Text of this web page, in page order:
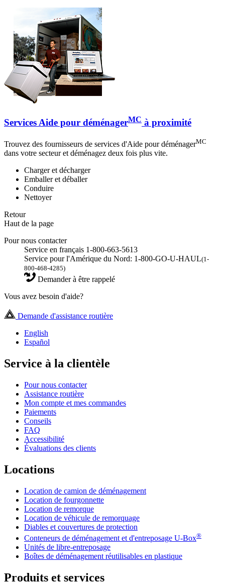
Services Aide pour déménagerMC à proximité
Trouvez des fournisseurs de services d'Aide pour déménagerMC
dans votre secteur et déménagez deux fois plus vite.
Charger et décharger
Emballer et déballer
Conduire
Nettoyer
Retour
Haut de la page
Pour nous contacter
Service en français 1-800-663-5613
Service pour l'Amérique du Nord: 1-800-GO-U-HAUL(1-
800-468-4285)
Demander à être rappelé
Vous avez besoin d'aide?
Demande d'assistance routière
English
Español
Service à la clientèle
Pour nous contacter
Assistance routière
Mon compte et mes commandes
Paiements
Conseils
FAQ
Accessibilité
Évaluations des clients
Locations
Location de camion de déménagement
Location de fourgonnette
Location de remorque
Location de véhicule de remorquage
Diables et couvertures de protection
Conteneurs de déménagement et d'entreposage U-Box®
Unités de libre-entreposage
Boîtes de déménagement réutilisables en plastique
Produits et services